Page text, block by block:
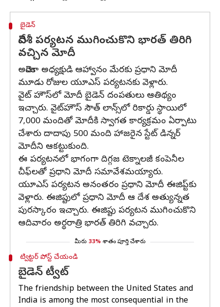
బైడెన్
విదేశీ పర్యటన ముగించుకొని భారత్ తిరిగి
వచ్చిన మోదీ
అమెరికా అధ్యక్షుడి ఆహ్వానం మేరకు ప్రధాని మోదీ
మూడు రోజుల యూఎస్‌ పర్యటనకు వెళ్లారు.
వైట్ హౌస్‌లో మోదీ బైడెన్ దంపతులు ఆతిథ్యం
ఇచ్చారు. వైట్‌హౌస్ సౌత్ లాన్స్‌లో రికార్డు స్థాయిలో
7,000 మందితో మోదీకి స్వాగత కార్యక్రమం ఏర్పాటు
చేశారు దాదాపు 500 మంది హాజరైన స్టేట్ డిన్నర్
మోదీని ఆకట్టుకుంది.
ఈ పర్యటనలో భాగంగా దిగ్గజ టెక్నాలజీ కంపెనీల
చీఫ్‌లతో ప్రధాని మోదీ సమావేశమయ్యారు.
యూఎస్ పర్యటన అనంతరం ప్రధాని మోదీ ఈజిప్ట్‌కు
వెళ్లారు. ఈజిప్టులో ప్రధాని మోదీ ఆ దేశ అత్యున్నత
పురస్కారం ఇచ్చారు. ఈజిప్టు పర్యటన ముగించుకొని
ఆదివారం అర్థరాత్రి భారత్ తిరిగి వచ్చారు.
మీరు 33% శాతం పూర్తి చేశారు
ట్విట్టర్ పోస్ట్ చేయండి
బైడెన్ ట్వీట్
The friendship between the United States and
India is among the most consequential in the